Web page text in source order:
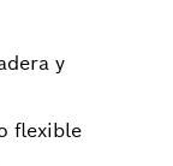
y
flexible